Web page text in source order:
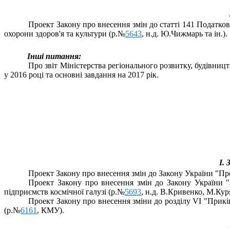
Проект Закону про внесення змін до статті 141
охорони здоров'я та культури (р.№5643, н.д. Ю.Чижмарь та ін.).
Інші питання:
Про звіт Міністерства регіонального розвитку,
у 2016 році та основні завдання на 2017 рік.
І.
Проект Закону про внесення змін до Закону України
Проект Закону про внесення змін до Закону
підприємств космічної галузі (р.№5693, н.д. В.Кривенко,
Проект Закону про внесення зміни до розділуVI
(р.№6161 , КМУ).